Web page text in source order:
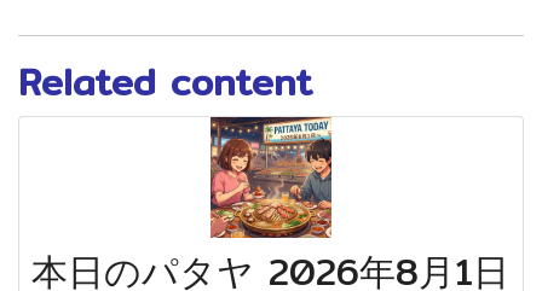
Related content
本日のパタヤ 2026年8月1日